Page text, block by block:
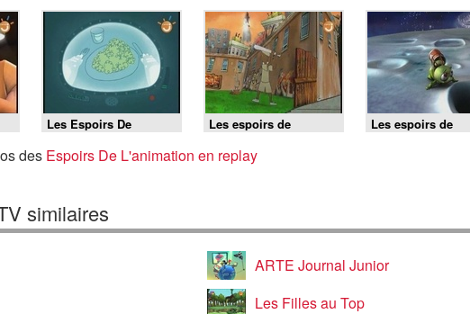
Les Espoirs De
L'animation - Espoirs
animation
Les espoirs de
l'animation 2009 -
street cartoon
Les espoirs de
l'animation 2009 -
des Espoirs De L'animation en replay
similaires
ARTE Journal Junior
Les Filles au Top